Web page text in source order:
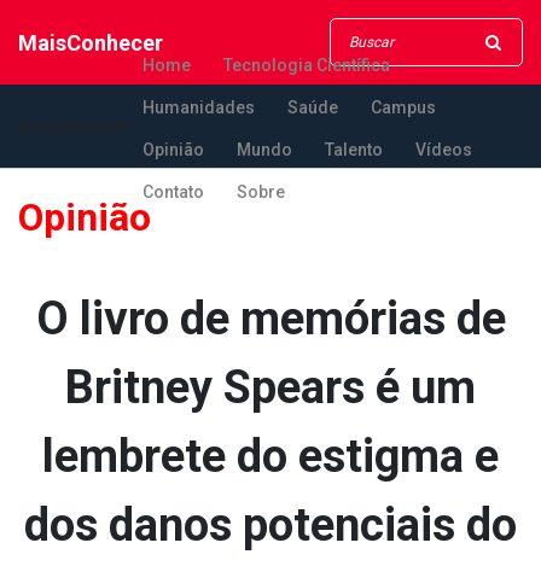
MaisConhecer
Home Tecnologia Científica
Humanidades Saúde Campus
Opinião Mundo Talento Vídeos
Contato Sobre
Opinião
O livro de memórias de
Britney Spears é um
lembrete do estigma e
dos danos potenciais do